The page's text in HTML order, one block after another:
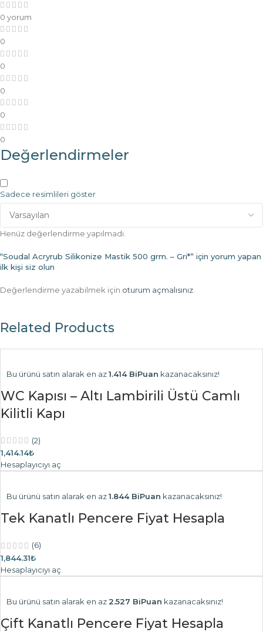
0 yorum
0
0
0
0
0
Değerlendirmeler
Sadece resimlileri göster
Henüz değerlendirme yapılmadı.
“Soudal Acryrub Silikonize Mastik 500 grm. – Gri*” için yorum yapan
ilk kişi siz olun
Değerlendirme yazabilmek için oturum açmalısınız
Related Products
Bu ürünü satın alarak en az1.414 BiPuan kazanacaksınız!
WC Kapısı – Altı Lambirili Üstü Camlı
Kilitli Kapı
(2)
1,414.14₺
Hesaplayıcıyı aç
Bu ürünü satın alarak en az1.844 BiPuan kazanacaksınız!
Tek Kanatlı Pencere Fiyat Hesapla
(6)
1,844.31₺
Hesaplayıcıyı aç
Bu ürünü satın alarak en az 2.527 BiPuan kazanacaksınız!
Çift Kanatlı Pencere Fiyat Hesapla